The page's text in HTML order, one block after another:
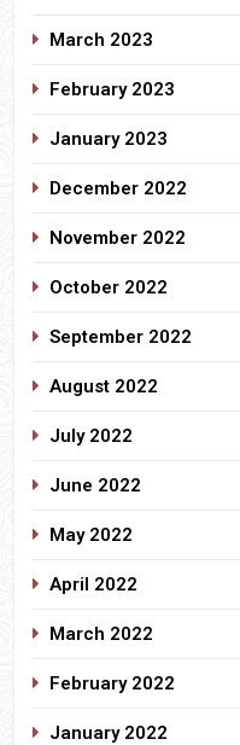
March 2023
February 2023
January 2023
December 2022
November 2022
October 2022
September 2022
August 2022
July 2022
June 2022
May 2022
April 2022
March 2022
February 2022
January 2022